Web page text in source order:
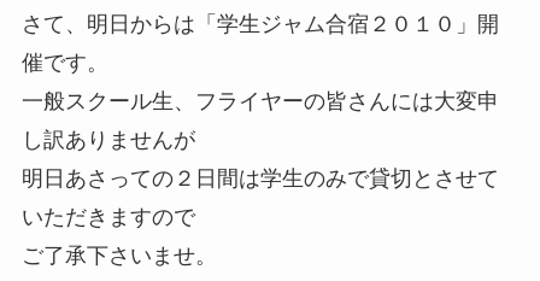
さて、明日からは「学生ジャム合宿２０１０」開
催です。
一般スクール生、フライヤーの皆さんには大変申
し訳ありませんが
明日あさっての２日間は学生のみで貸切とさせて
いただきますので
ご了承下さいませ。